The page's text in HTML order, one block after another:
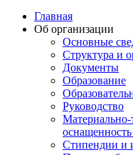
Главная
Об организации
Основные
Структура и
Документы
Образование
Руководство
Материально-
Стипендии и